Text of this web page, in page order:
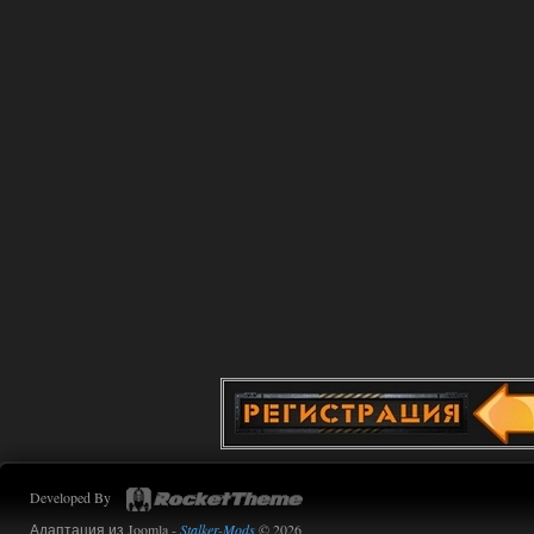
Improved Weapon Pack (I.W.P.) - UPD
06:36
Werdassver
хорош мод! задания
прикольно!
Developed By
Адаптация из Joomla -Stalker-Mods© 2026